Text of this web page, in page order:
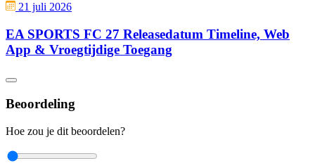
21 juli 2026
EA SPORTS FC 27 Releasedatum Timeline, Web
App & Vroegtijdige Toegang
Beoordeling
Hoe zou je dit beoordelen?